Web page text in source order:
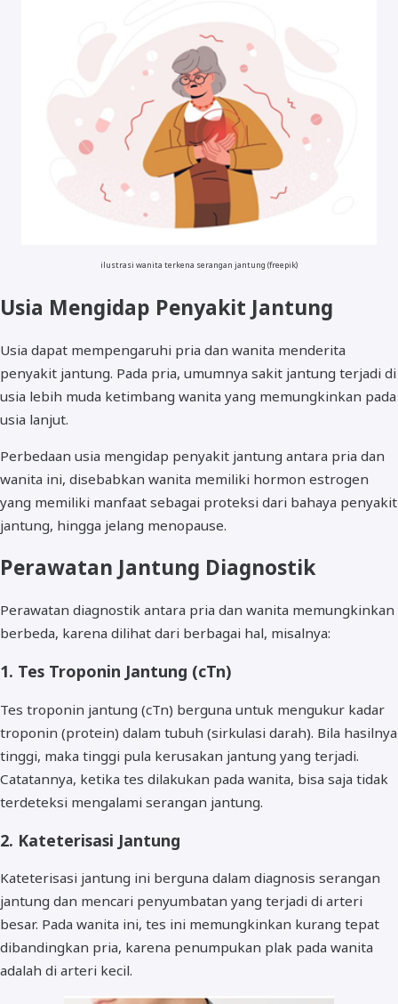
ilustrasi wanita terkena serangan jantung (freepik)
Usia Mengidap Penyakit Jantung
Usia dapat mempengaruhi pria dan wanita menderita
penyakit jantung. Pada pria, umumnya sakit jantung terjadi di
usia lebih muda ketimbang wanita yang memungkinkan pada
usia lanjut.
Perbedaan usia mengidap penyakit jantung antara pria dan
wanita ini, disebabkan wanita memiliki hormon estrogen
yang memiliki manfaat sebagai proteksi dari bahaya penyakit
jantung, hingga jelang menopause.
Perawatan Jantung Diagnostik
Perawatan diagnostik antara pria dan wanita memungkinkan
berbeda, karena dilihat dari berbagai hal, misalnya:
1. Tes Troponin Jantung (cTn)
Tes troponin jantung (cTn) berguna untuk mengukur kadar
troponin (protein) dalam tubuh (sirkulasi darah). Bila hasilnya
tinggi, maka tinggi pula kerusakan jantung yang terjadi.
Catatannya, ketika tes dilakukan pada wanita, bisa saja tidak
terdeteksi mengalami serangan jantung.
2. Kateterisasi Jantung
Kateterisasi jantung ini berguna dalam diagnosis serangan
jantung dan mencari penyumbatan yang terjadi di arteri
besar. Pada wanita ini, tes ini memungkinkan kurang tepat
dibandingkan pria, karena penumpukan plak pada wanita
adalah di arteri kecil.